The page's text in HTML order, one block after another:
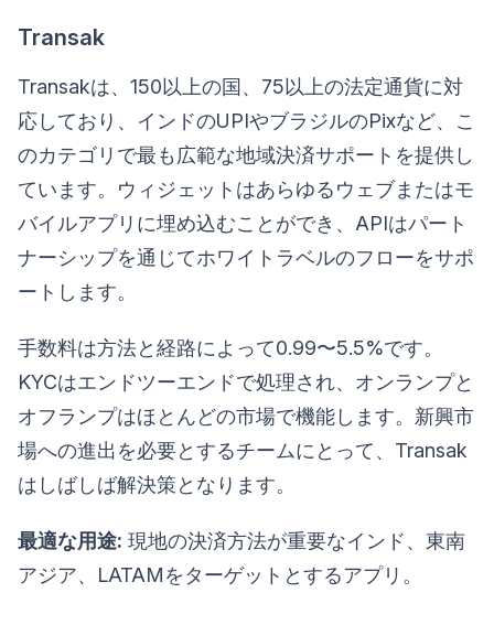
Transak
Transakは、150以上の国、75以上の法定通貨に対
応しており、インドのUPIやブラジルのPixなど、こ
のカテゴリで最も広範な地域決済サポートを提供し
ています。ウィジェットはあらゆるウェブまたはモ
バイルアプリに埋め込むことができ、APIはパート
ナーシップを通じてホワイトラベルのフローをサポ
ートします。
手数料は方法と経路によって0.99〜5.5%です。
KYCはエンドツーエンドで処理され、オンランプと
オフランプはほとんどの市場で機能します。新興市
場への進出を必要とするチームにとって、Transak
はしばしば解決策となります。
最適な用途: 現地の決済方法が重要なインド、東南
アジア、LATAMをターゲットとするアプリ。